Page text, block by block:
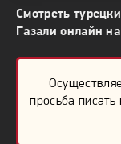
которая известна
стал человеком,
путь, и на нем он
религию,
которые он
ислама среди
верному пути.
Смотреть
Газали онлайн
просьба